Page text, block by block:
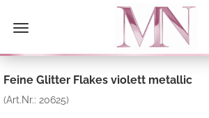
Feine Glitter Flakes violett metallic
(Art.Nr.: 20625)